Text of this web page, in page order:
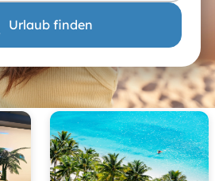
Urlaub finden